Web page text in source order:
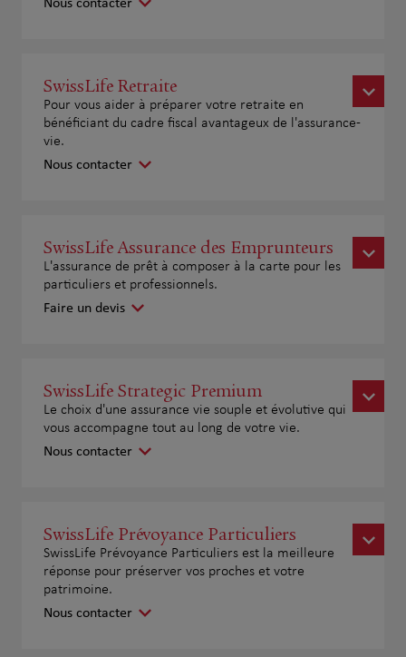
Nous contacter
SwissLife Retraite
Pour vous aider à préparer votre retraite en
bénéficiant du cadre fiscal avantageux de l'assurance-
vie.
Nous contacter
SwissLife Assurance des Emprunteurs
L'assurance de prêt à composer à la carte pour les
particuliers et professionnels.
Faire un devis
SwissLife Strategic Premium
Le choix d'une assurance vie souple et évolutive qui
vous accompagne tout au long de votre vie.
Nous contacter
SwissLife Prévoyance Particuliers
SwissLife Prévoyance Particuliers est la meilleure
réponse pour préserver vos proches et votre
patrimoine.
Nous contacter